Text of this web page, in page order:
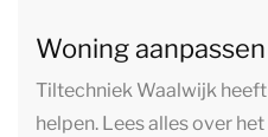
Woning aanpassen
Tiltechniek Waalwijk
helpen. Lees alles over